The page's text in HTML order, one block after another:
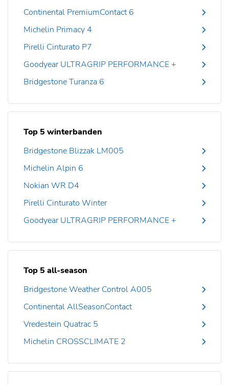
Continental PremiumContact 6
Michelin Primacy 4
Pirelli Cinturato P7
Goodyear ULTRAGRIP PERFORMANCE +
Bridgestone Turanza 6
Top 5 winterbanden
Bridgestone Blizzak LM005
Michelin Alpin 6
Nokian WR D4
Pirelli Cinturato Winter
Goodyear ULTRAGRIP PERFORMANCE +
Top 5 all-season
Bridgestone Weather Control A005
Continental AllSeasonContact
Vredestein Quatrac 5
Michelin CROSSCLIMATE 2